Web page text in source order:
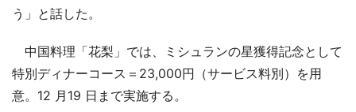
う」と話した。
中国料理「花梨」では、ミシュランの星獲得記念として
特別ディナーコース＝23,000円（サービス料別）を用
意。12 月19 日まで実施する。